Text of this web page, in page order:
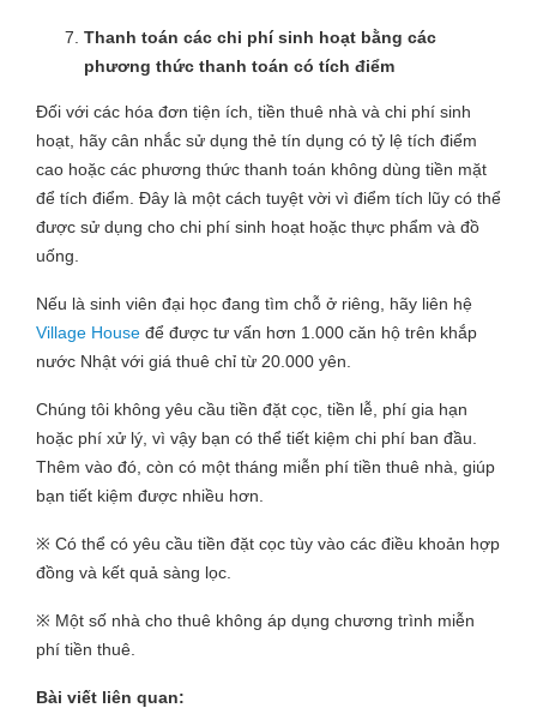
Thanh toán các chi phí sinh hoạt bằng các
phương thức thanh toán có tích điểm
Đối với các hóa đơn tiện ích, tiền thuê nhà và chi phí sinh
hoạt, hãy cân nhắc sử dụng thẻ tín dụng có tỷ lệ tích điểm
cao hoặc các phương thức thanh toán không dùng tiền mặt
để tích điểm. Đây là một cách tuyệt vời vì điểm tích lũy có thể
được sử dụng cho chi phí sinh hoạt hoặc thực phẩm và đồ
uống.
Nếu là sinh viên đại học đang tìm chỗ ở riêng, hãy liên hệ
Village House để được tư vấn hơn 1.000 căn hộ trên khắp
nước Nhật với giá thuê chỉ từ 20.000 yên.
Chúng tôi không yêu cầu tiền đặt cọc, tiền lễ, phí gia hạn
hoặc phí xử lý, vì vậy bạn có thể tiết kiệm chi phí ban đầu.
Thêm vào đó, còn có một tháng miễn phí tiền thuê nhà, giúp
bạn tiết kiệm được nhiều hơn.
※ Có thể có yêu cầu tiền đặt cọc tùy vào các điều khoản hợp
đồng và kết quả sàng lọc.
※ Một số nhà cho thuê không áp dụng chương trình miễn
phí tiền thuê.
Bài viết liên quan: